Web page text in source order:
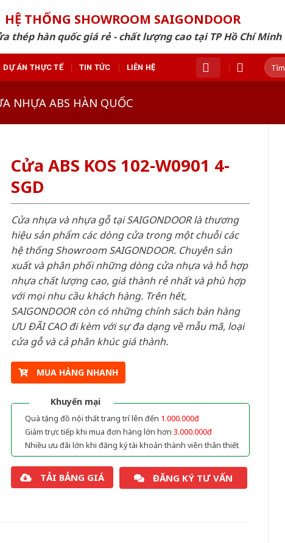
HỆ THỐNG SHOWROOM SAIGONDOOR
thép hàn quốc giá rẻ - chất lượng cao tại TP Hồ Chí Minh
DỰ ÁN THỰC TẾ TIN TỨC LIÊN HỆ
Tìm
kiếm:
NHỰA ABS HÀN QUỐC
Cửa ABS KOS 102-W0901 4-
SGD
Cửa nhựa và nhựa gỗ tại SAIGONDOOR là thương
hiệu sản phẩm các dòng cửa trong một chuỗi các
hệ thống Showroom SAIGONDOOR. Chuyên sản
xuất và phân phối những dòng cửa nhựa và hỗ hợp
nhựa chất lượng cao, giá thành rẻ nhất và phù hợp
với mọi nhu cầu khách hàng. Trên hết,
SAIGONDOOR còn có những chính sách bán hàng
ƯU ĐÃI CAO đi kèm với sự đa dạng về mẫu mã, loại
cửa gỗ và cả phân khúc giá thành.
MUA HÀNG NHANH
Khuyến mại
Quà tặng đồ nội thất trang trí lên đến 1.000.000đ
Giảm trực tiếp khi mua đơn hàng lớn hơn 3.000.000đ
Nhiều ưu đãi lớn khi đăng ký tài khoản thành viên thân thiết
TẢI BẢNG GIÁ ĐĂNG KÝ TƯ VẤN